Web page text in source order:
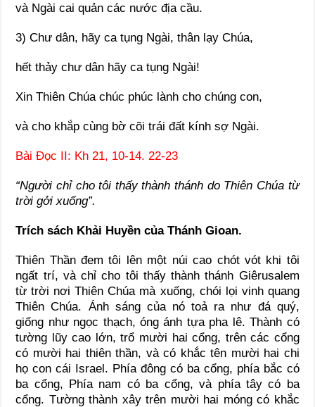
và Ngài cai quản các nước địa cầu.
3) Chư dân, hãy ca tụng Ngài, thân lạy Chúa,
hết thảy chư dân hãy ca tụng Ngài!
Xin Thiên Chúa chúc phúc lành cho chúng con,
và cho khắp cùng bờ cõi trái đất kính sợ Ngài.
Bài Ðọc II: Kh 21, 10-14. 22-23
“Người chỉ cho tôi thấy thành thánh do Thiên Chúa từ
trời gởi xuống”.
Trích sách Khải Huyền của Thánh Gioan.
Thiên Thần đem tôi lên một núi cao chót vót khi tôi
ngất trí, và chỉ cho tôi thấy thành thánh Giêrusalem
từ trời nơi Thiên Chúa mà xuống, chói lọi vinh quang
Thiên Chúa. Ánh sáng của nó toả ra như đá quý,
giống như ngọc thạch, óng ánh tựa pha lê. Thành có
tường lũy cao lớn, trổ mười hai cổng, trên các cổng
có mười hai thiên thần, và có khắc tên mười hai chi
họ con cái Israel. Phía đông có ba cổng, phía bắc có
ba cổng, Phía nam có ba cổng, và phía tây có ba
cổng. Tường thành xây trên mười hai móng có khắc